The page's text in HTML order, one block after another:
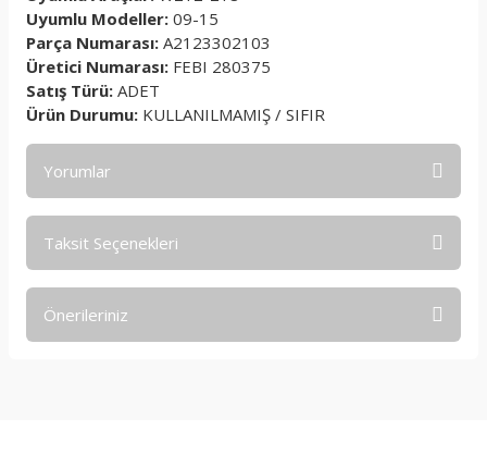
Uyumlu Modeller: 09-15
Parça Numarası: A2123302103
Üretici Numarası: FEBI 280375
Satış Türü: ADET
Ürün Durumu: KULLANILMAMIŞ / SIFIR
Yorumlar
Taksit Seçenekleri
Önerileriniz